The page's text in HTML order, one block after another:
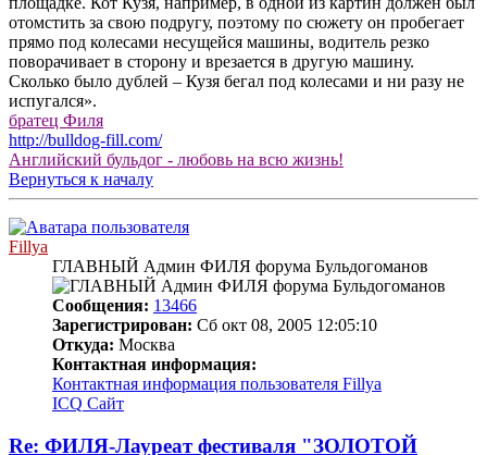
отомстить за свою подругу, поэтому по сюжету он пробегает
прямо под колесами несущейся машины, водитель резко
поворачивает в сторону и врезается в другую машину.
Сколько было дублей – Кузя бегал под колесами и ни разу не
испугался».
братец Филя
http://bulldog-fill.com/
Английский бульдог - любовь на всю жизнь!
Вернуться к началу
Fillya
ГЛАВНЫЙ Админ ФИЛЯ форума Бульдогоманов
Сообщения: 13466
Зарегистрирован: Сб окт 08, 2005 12:05:10
Откуда: Москва
Контактная информация:
Контактная информация пользователя Fillya
ICQ Сайт
Re: ФИЛЯ-Лауреат фестиваля "ЗОЛОТОЙ